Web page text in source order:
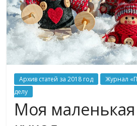
Архив статей за 2018 год Журнал
делу
Моя